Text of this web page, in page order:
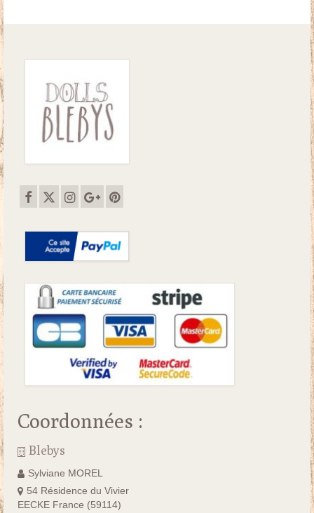
Coordonnées :
Blebys
Sylviane MOREL
54 Résidence du Vivier
EECKE France (59114)